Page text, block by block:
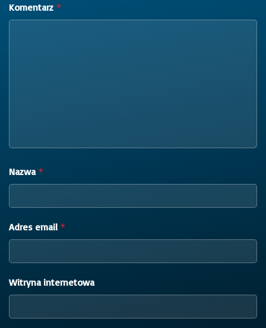
Komentarz *
Nazwa *
Adres email *
Witryna internetowa